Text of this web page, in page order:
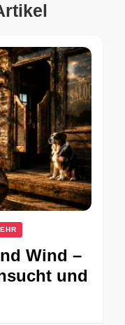
Wind –
und